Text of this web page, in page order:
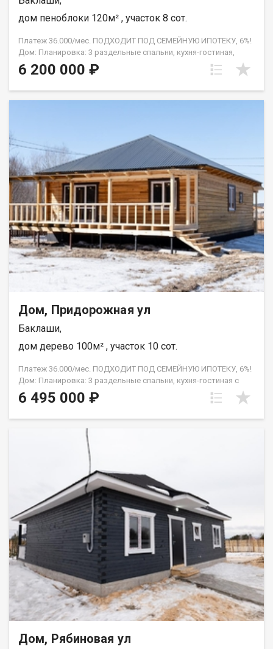
дом пеноблоки 120м² , участок 8 сот.
Платеж 36.000/мес. ПОДХОДИТ ПОД СЕМЕЙНУЮ ИПОТЕКУ, 6%!
Дом: Планировка: 3 раздельные спальни, кухня-гостиная,
санузел. Монолитная плита, проведён тёплый водяной пол.
Бойлерное оборудование. Центральное холодное
водонагреватель. Наружная и внутренняя отделка. Натяжные
местоположение. Отличные соседи. Категория земель земли
населённых пунктов. Вид разрешенного использования ИЖС.
Развитая инфраструктура, есть школа, садик, автобусы ездят
по расписанию. с.Баклаши граничит с г.Шелехов, имеет 3
выезда в г.Иркутск. Через Шелехов, через с.Смоленщина и
через объездную дорогу на Ново-Ленино. Прочее: Помощь в
оформлении ипотеки, помощь с отказными заявками, полное
юридическое сопровождение, работа с семейным
сертификатом, материнским семейным капиталом и другими
формами расчёта, гарантия безопасности. Помогаем с
первоначальным взносом! АН Гарант , на рынке
недвижимости с 2005 года. С нами ипотека выгоднее!
6 200 000 ₽
Дом, Придорожная ул
Баклаши,
дом дерево 100м² , участок 10 сот.
Платеж 36.000/мес. ПОДХОДИТ ПОД СЕМЕЙНУЮ ИПОТЕКУ, 6%!
Дом: Планировка: 3 раздельные спальни, кухня-гостиная с
панорамным окном и выходом на террасу, техническое
помещение, санузел. Монолитная плита, проведён тёплый
холодное водоснабжение. Канализация - септик. Санфаянс,
водонагреватель. Натяжные потолки. Напольное покрытие -
ламинат, в сануле плитка. Утеплённый фундамент. Земельный
участок: Ровный, просторный и солнечный участок, площадь -
10 соток. Отличное местоположение, в черте города, рядом с
асфальтом. Отличные соседи. Категория земель земли
населённых пунктов. Вид разрешенного использования ИЖС.
Развитая инфраструктура, есть школа, садик, автобусы ездят
по расписанию. с.Баклаши граничит с г.Шелехов, имеет 3
выезда в г.Иркутск. Через Шелехов, через с.Смоленщина и
через объездную дорогу на Ново-Ленино. Прочее: Помощь в
оформлении ипотеки, помощь с отказными заявками, полное
юридическое сопровождение, работа с семейным
сертификатом, материнским семейным капиталом и другими
формами расчёта, гарантия безопасности. Помогаем с
первоначальным взносом! АН Гарант , на рынке
недвижимости с 2005 года. С нами ипотека выгоднее!
6 495 000 ₽
Дом, Рябиновая ул